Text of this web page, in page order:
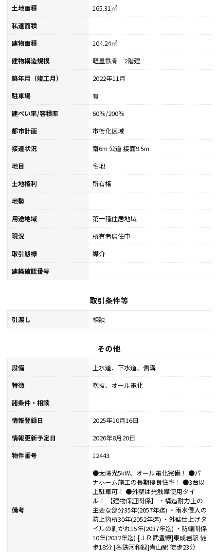
土地面積
165.31㎡
私道面積
建物面積
104.24㎡
建物構造規模
軽量鉄骨 2階建
築年月（竣工月）
2022年11月
駐車場
有
建ぺい率/容積率
60％/200％
都市計画
市街化区域
接道状況
南6m 公道 接面9.5m
地目
宅地
土地権利
所有権
地勢
用途地域
第一種住居地域
現況
所有者居住中
取引態様
媒介
建築確認番号
取引条件等
引渡し 相談
その他
設備
上水道、下水道、側溝
特徴
吹抜、オール電化
諸条件・相談
情報登録日
2025年10月16日
情報更新予定日
2026年8月20日
物件番号
12443
備考
●太陽光5kW、オール電化完備！ ●パ
ナホーム施工の長期優良住宅！ ●3台以
上駐車可！ ●外壁は光触媒使用タイ
ル！ 【建物保証関係】 ・構造耐力上の
主要な部分35年(2057年迄) ・雨水侵入の
防止箇所30年(2052年迄) ・外壁仕上げタ
イルの剥がれ15年(2037年迄) ・防蟻関係
10年(2032年迄) [ＪＲ武豊線]東成岩駅 徒
歩18分 [名鉄河和線]青山駅 徒歩23分